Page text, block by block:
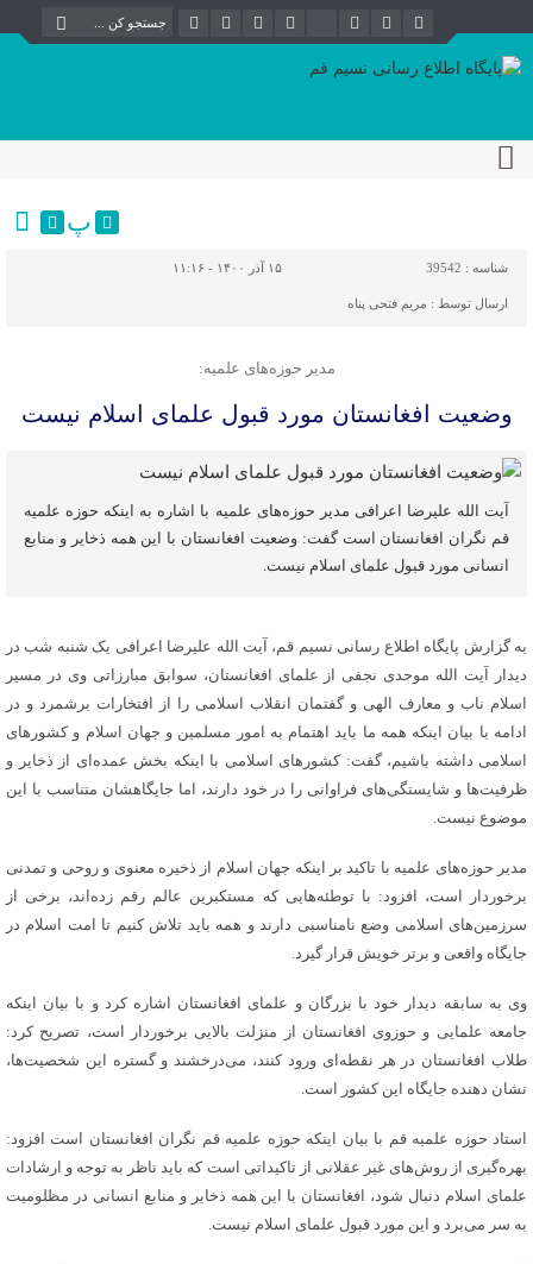
پ
شناسه : 39542 ۱۵ آذر ۱۴۰۰ - ۱۱:۱۶
ارسال توسط : مریم فتحی پناه
مدیر حوزه‌های علمیه:
وضعیت افغانستان مورد قبول علمای اسلام نیست
آیت الله علیرضا اعرافی مدیر حوزه‌های علمیه با اشاره به اینکه حوزه علمیه
قم نگران افغانستان است گفت: وضعیت افغانستان با این همه ذخایر و منابع
انسانی مورد قبول علمای اسلام نیست.
به گزارش پایگاه اطلاع رسانی نسیم قم، آیت الله علیرضا اعرافی یک شنبه شب در
دیدار آیت الله موحدی نجفی از علمای افغانستان، سوابق مبارزاتی وی در مسیر
اسلام ناب و معارف الهی و گفتمان انقلاب اسلامی را از افتخارات برشمرد و در
ادامه با بیان اینکه همه ما باید اهتمام به امور مسلمین و جهان اسلام و کشورهای
اسلامی داشته باشیم، گفت: کشورهای اسلامی با اینکه بخش عمده‌ای از ذخایر و
ظرفیت‌ها و شایستگی‌های فراوانی را در خود دارند، اما جایگاهشان متناسب با این
موضوع نیست.
مدیر حوزه‌های علمیه با تاکید بر اینکه جهان اسلام از ذخیره معنوی و روحی و تمدنی
برخوردار است، افزود: با توطئه‌هایی که مستکبرین عالم رقم زده‌اند، برخی از
سرزمین‌های اسلامی وضع نامناسبی دارند و همه باید تلاش کنیم تا امت اسلام در
جایگاه واقعی و برتر خویش قرار گیرد.
وی به سابقه دیدار خود با بزرگان و علمای افغانستان اشاره کرد و با بیان اینکه
جامعه علمایی و حوزوی افغانستان از منزلت بالایی برخوردار است، تصریح کرد:
طلاب افغانستان در هر نقطه‌ای ورود کنند، می‌درخشند و گستره این شخصیت‌ها،
نشان دهنده جایگاه این کشور است.
استاد حوزه علمیه قم با بیان اینکه حوزه علمیه قم نگران افغانستان است افزود:
بهره‌گیری از روش‌های غیر عقلانی از تاکیداتی است که باید ناظر به توجه و ارشادات
علمای اسلام دنبال شود، افغانستان با این همه ذخایر و منابع انسانی در مظلومیت
به سر می‌برد و این مورد قبول علمای اسلام نیست.